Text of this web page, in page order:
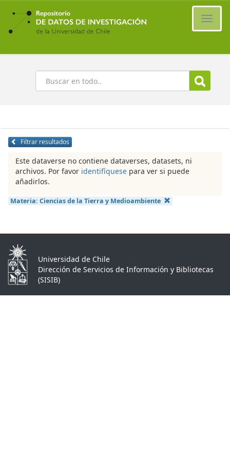
Ir
contenido
principal
Buscar
Filtrar resultados
Este dataverse no contiene dataverses, datasets, ni
archivos. Por favor identifíquese para ver si puede
añadirlos.
Materia: Ciencias de la Tierra y Medioambiente
Universidad de Chile
Dirección de Servicios de Información y Bibliotecas
(SISIB)